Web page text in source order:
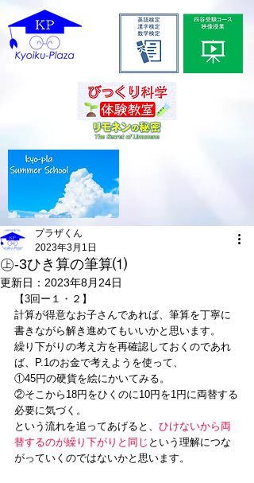
㊤-3ひき算の筆算⑴
プラザくん
2023年3月1日
更新日： 2023年8月24日
【3回ー１・２】
計算が得意なお子さんであれば、筆算を丁寧に
書きながら解き進めてもいいかと思います。
繰り下がりの考え方を再確認しておくのであれ
ば、P.1のお金で考えようを使って、
①45円の硬貨を絵にかいてみる。
②そこから18円をひくのに10円を1円に両替する
必要に気づく。
という流れを追ってあげると、 ひけないから両
替するのが繰り下がりと同じ という理解につな
がっていくのではないかと思います。